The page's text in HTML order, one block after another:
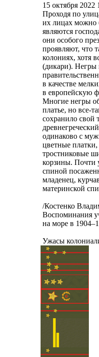
15 октября 2022
Проходя по
их лицах можно
являются
они особого
проявляют, что
колониях, хотя
(дикари). Негры
в качестве
в европейскую
Многие негры
платье, но все-
сохранило
одинаково с
цветные
тростниковые
корзины. Почти
спиной
младенец,
материнской
/Костенко
Воспоминания
на море в
Ужасы